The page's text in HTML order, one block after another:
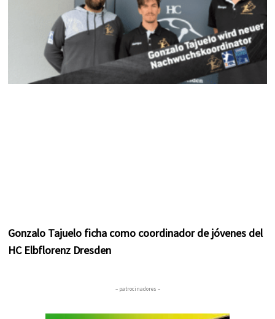
Gonzalo Tajuelo ficha como coordinador de jóvenes del
HC Elbflorenz Dresden
– patrocinadores –